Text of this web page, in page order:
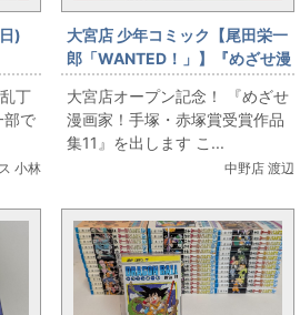
日)
丁
部で
小林
大宮店 少年コミック【尾田栄一
郎「WANTED！」】『めざせ漫
画家！手塚・赤塚賞受賞作品集
11』出します！
大宮店オープン記念！ 『めざせ
漫画家！手塚・赤塚賞受賞作品
集11』を出します こ...
中野店 渡辺